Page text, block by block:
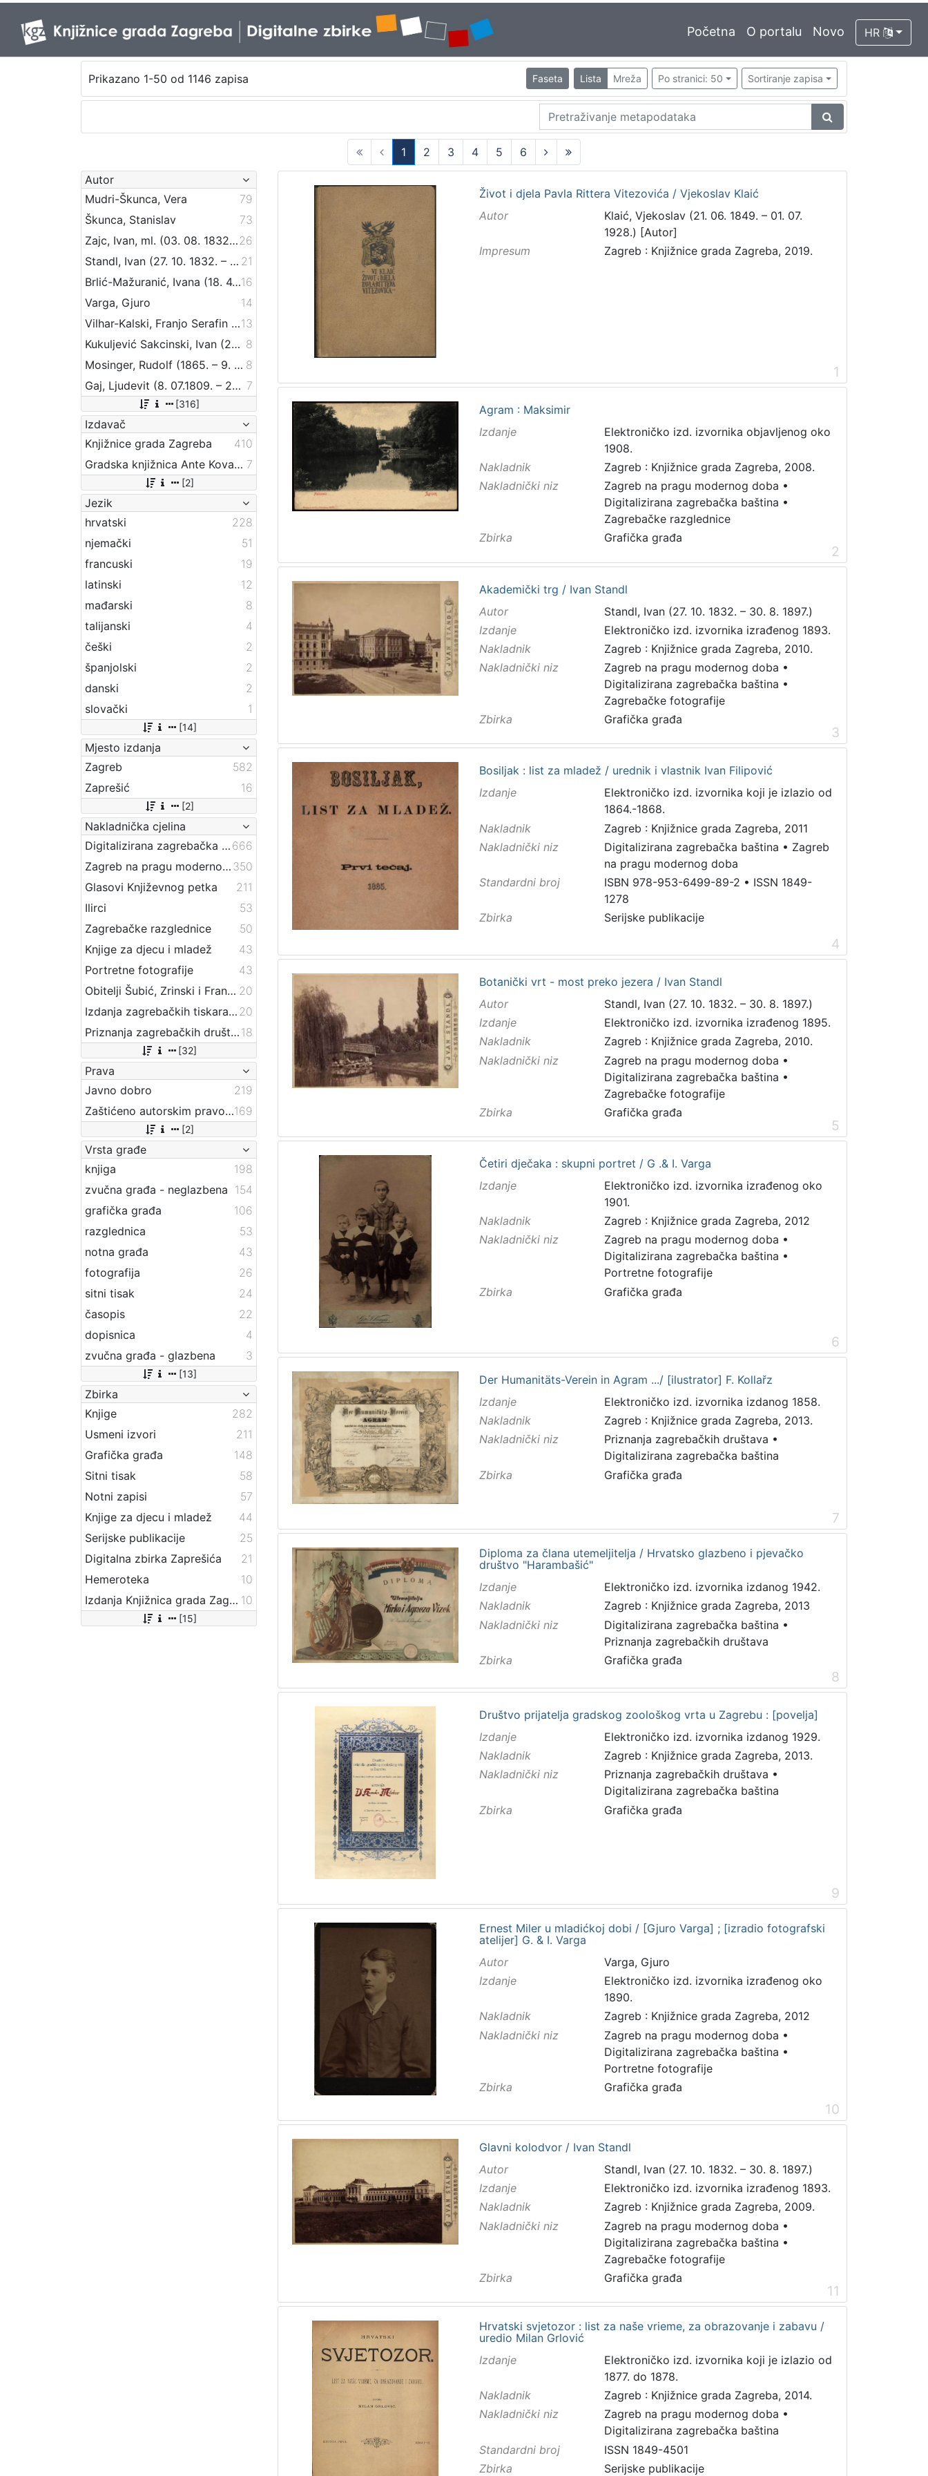
Početna O portalu Novo HR
Prikazano 1-50 od 1146 zapisa Faseta Lista Mreža Po stranici: 50 Sortiranje zapisa
1
(current)
2 3 4 5
6
Autor
Mudri-Škunca, Vera
79
Škunca, Stanislav
73
Zajc, Ivan, ml. (03. 08. 1832. – 16. 12. 1914.)26
Standl, Ivan (27. 10. 1832. – 30. 8. 1897.) 21
Brlić-Mažuranić, Ivana (18. 4. 1874. – 21. 9. 1938.)16
Varga, Gjuro
14
Vilhar-Kalski, Franjo Serafin (5. 1. 1852. – 4. 3. 1928.)13
Kukuljević Sakcinski, Ivan (29. 5. 1816. – 1. 8. 1889.) 8
Mosinger, Rudolf (1865. – 9. 10. 1918.) 8
Gaj, Ljudevit (8. 07.1809. – 20. 04.1872.) 7
[316]
Izdavač
Knjižnice grada Zagreba
410
Gradska knjižnica Ante Kovačića 7
[2]
Jezik
hrvatski
228
njemački
51
francuski
19
latinski
12
mađarski
8
talijanski
4
češki
2
španjolski
2
danski
2
slovački
1
[14]
Mjesto izdanja
Zagreb
582
Zaprešić
16
[2]
Nakladnička cjelina
Digitalizirana zagrebačka baština 666
Zagreb na pragu modernog doba 350
Glasovi Književnog petka
211
Ilirci
53
Zagrebačke razglednice
50
Knjige za djecu i mladež
43
Portretne fotografije
43
Obitelji Šubić, Zrinski i Frankopan 20
Izdanja zagrebačkih tiskara 17. i 18. stoljeća 20
Priznanja zagrebačkih društava 18
[32]
Prava
Javno dobro
219
Zaštićeno autorskim pravom169
[2]
Vrsta građe
knjiga
198
zvučna građa - neglazbena 154
grafička građa
106
razglednica
53
notna građa
43
fotografija
26
sitni tisak
24
časopis
22
dopisnica
4
zvučna građa - glazbena
3
[13]
Zbirka
Knjige
282
Usmeni izvori
211
Grafička građa
148
Sitni tisak
58
Notni zapisi
57
Knjige za djecu i mladež
44
Serijske publikacije
25
Digitalna zbirka Zaprešića
21
Hemeroteka
10
Izdanja Knjižnica grada Zagreba - E-knjige 10
[15]
Život i djela Pavla Rittera Vitezovića / Vjekoslav Klaić
Autor
Klaić, Vjekoslav (21. 06. 1849. – 01. 07.
1928.) [Autor]
Impresum
Zagreb : Knjižnice grada Zagreba, 2019.
1
Agram : Maksimir
Izdanje
Elektroničko izd. izvornika objavljenog oko
1908.
Nakladnik
Zagreb : Knjižnice grada Zagreba, 2008.
Nakladnički niz
Zagreb na pragu modernog doba •
Digitalizirana zagrebačka baština •
Zagrebačke razglednice
Zbirka
Grafička građa
2
Akademički trg / Ivan Standl
Autor
Standl, Ivan (27. 10. 1832. – 30. 8. 1897.)
Izdanje
Elektroničko izd. izvornika izrađenog 1893.
Nakladnik
Zagreb : Knjižnice grada Zagreba, 2010.
Nakladnički niz
Zagreb na pragu modernog doba •
Digitalizirana zagrebačka baština •
Zagrebačke fotografije
Zbirka
Grafička građa
3
Bosiljak : list za mladež / urednik i vlastnik Ivan Filipović
Izdanje
Elektroničko izd. izvornika koji je izlazio od
1864.-1868.
Nakladnik
Zagreb : Knjižnice grada Zagreba, 2011
Nakladnički niz
Digitalizirana zagrebačka baština • Zagreb
na pragu modernog doba
Standardni broj
ISBN 978-953-6499-89-2 • ISSN 1849-
1278
Zbirka
Serijske publikacije
4
Botanički vrt - most preko jezera / Ivan Standl
Autor
Standl, Ivan (27. 10. 1832. – 30. 8. 1897.)
Izdanje
Elektroničko izd. izvornika izrađenog 1895.
Nakladnik
Zagreb : Knjižnice grada Zagreba, 2010.
Nakladnički niz
Zagreb na pragu modernog doba •
Digitalizirana zagrebačka baština •
Zagrebačke fotografije
Zbirka
Grafička građa
5
Četiri dječaka : skupni portret / G .& I. Varga
Izdanje
Elektroničko izd. izvornika izrađenog oko
1901.
Nakladnik
Zagreb : Knjižnice grada Zagreba, 2012
Nakladnički niz
Zagreb na pragu modernog doba •
Digitalizirana zagrebačka baština •
Portretne fotografije
Zbirka
Grafička građa
6
Der Humanitäts-Verein in Agram .../ [ilustrator] F. Kollařz
Izdanje
Elektroničko izd. izvornika izdanog 1858.
Nakladnik
Zagreb : Knjižnice grada Zagreba, 2013.
Nakladnički niz
Priznanja zagrebačkih društava •
Digitalizirana zagrebačka baština
Zbirka
Grafička građa
7
Diploma za člana utemeljitelja / Hrvatsko glazbeno i pjevačko
društvo "Harambašić"
Izdanje
Elektroničko izd. izvornika izdanog 1942.
Nakladnik
Zagreb : Knjižnice grada Zagreba, 2013
Nakladnički niz
Digitalizirana zagrebačka baština •
Priznanja zagrebačkih društava
Zbirka
Grafička građa
8
Društvo prijatelja gradskog zoološkog vrta u Zagrebu : [povelja]
Izdanje
Elektroničko izd. izvornika izdanog 1929.
Nakladnik
Zagreb : Knjižnice grada Zagreba, 2013.
Nakladnički niz
Priznanja zagrebačkih društava •
Digitalizirana zagrebačka baština
Zbirka
Grafička građa
9
Ernest Miler u mladićkoj dobi / [Gjuro Varga] ; [izradio fotografski
atelijer] G. & I. Varga
Autor
Varga, Gjuro
Izdanje
Elektroničko izd. izvornika izrađenog oko
1890.
Nakladnik
Zagreb : Knjižnice grada Zagreba, 2012
Nakladnički niz
Zagreb na pragu modernog doba •
Digitalizirana zagrebačka baština •
Portretne fotografije
Zbirka
Grafička građa
10
Glavni kolodvor / Ivan Standl
Autor
Standl, Ivan (27. 10. 1832. – 30. 8. 1897.)
Izdanje
Elektroničko izd. izvornika izrađenog 1893.
Nakladnik
Zagreb : Knjižnice grada Zagreba, 2009.
Nakladnički niz
Zagreb na pragu modernog doba •
Digitalizirana zagrebačka baština •
Zagrebačke fotografije
Zbirka
Grafička građa
11
Hrvatski svjetozor : list za naše vrieme, za obrazovanje i zabavu /
uredio Milan Grlović
Izdanje
Elektroničko izd. izvornika koji je izlazio od
1877. do 1878.
Nakladnik
Zagreb : Knjižnice grada Zagreba, 2014.
Nakladnički niz
Zagreb na pragu modernog doba •
Digitalizirana zagrebačka baština
Standardni broj
ISSN 1849-4501
Zbirka
Serijske publikacije